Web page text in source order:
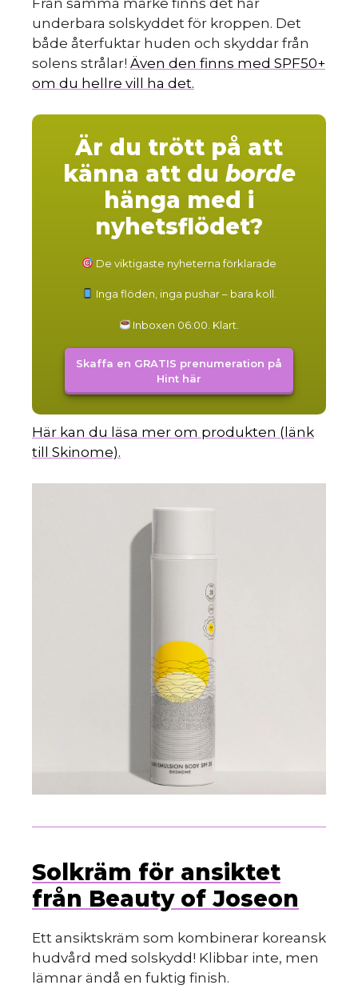
Från samma märke finns det här
underbara solskyddet för kroppen. Det
både återfuktar huden och skyddar från
solens strålar! Även den finns med SPF50+
om du hellre vill ha det.
Är du trött på att
känna att du borde
hänga med i
nyhetsflödet?
De viktigaste nyheterna förklarade
Inga flöden, inga pushar – bara koll.
Inboxen 06:00. Klart.
Skaffa en GRATIS prenumeration på
Hint här
Här kan du läsa mer om produkten (länk
till Skinome).
Solkräm för ansiktet
från Beauty of Joseon
Ett ansiktskräm som kombinerar koreansk
hudvård med solskydd! Klibbar inte, men
lämnar ändå en fuktig finish.